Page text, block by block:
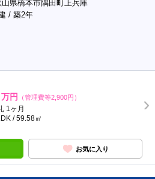
山県橋本市隅田町上兵庫
/ 築2年
万円 （管理費等2,900円）
1ヶ月
/ 59.58㎡
お気に入り